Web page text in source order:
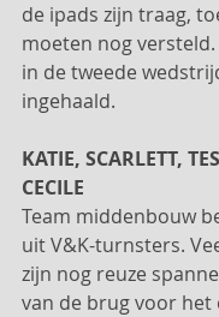
de ipads zijn traag,
moeten nog
in de tweede
ingehaald.
KATIE, SCARLETT,
CECILE
Team middenbouw
uit V&K-turnsters.
zijn nog reuze
van de brug voor